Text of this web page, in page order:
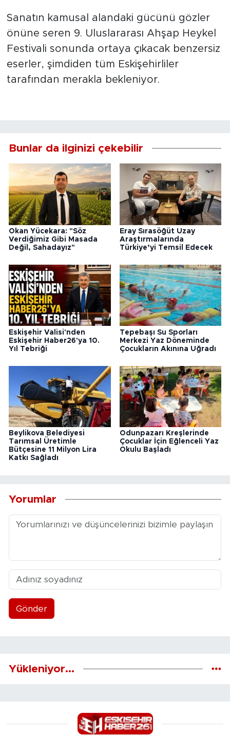
Sanatın kamusal alandaki gücünü gözler
önüne seren 9. Uluslararası Ahşap Heykel
Festivali sonunda ortaya çıkacak benzersiz
eserler, şimdiden tüm Eskişehirliler
tarafından merakla bekleniyor.
Bunlar da ilginizi çekebilir
Okan Yücekara: "Söz
Verdiğimiz Gibi Masada
Değil, Sahadayız"
Eray Sırasöğüt Uzay
Araştırmalarında
Türkiye’yi Temsil Edecek
Eskişehir Valisi'nden
Eskişehir Haber26'ya 10.
Yıl Tebriği
Tepebaşı Su Sporları
Merkezi Yaz Döneminde
Çocukların Akınına Uğradı
Beylikova Belediyesi
Tarımsal Üretimle
Bütçesine 11 Milyon Lira
Katkı Sağladı
Odunpazarı Kreşlerinde
Çocuklar İçin Eğlenceli Yaz
Okulu Başladı
Yorumlar
Gönder
Yükleniyor...